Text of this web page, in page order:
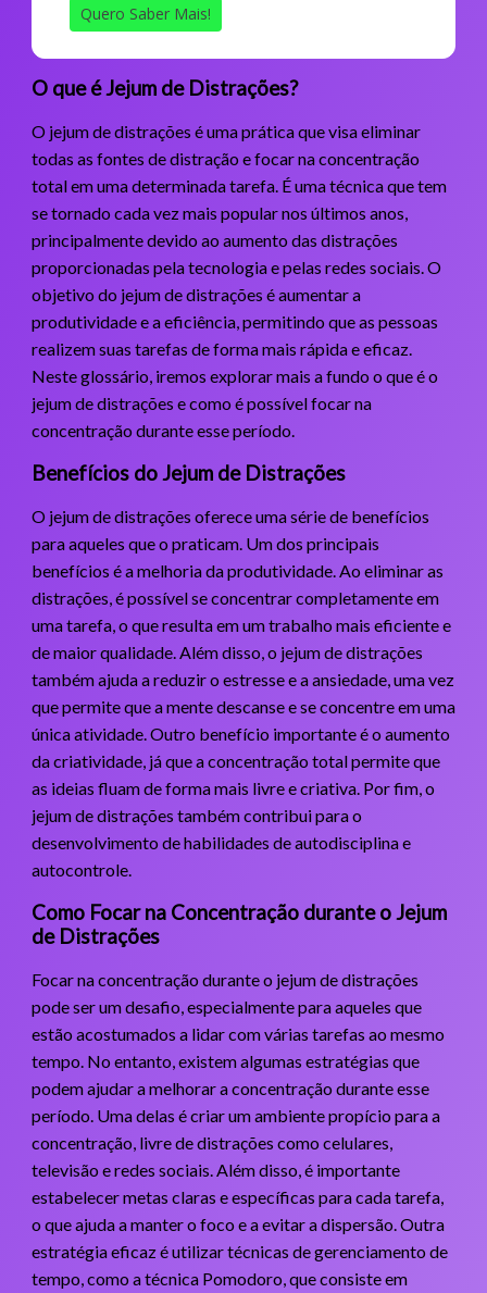
Quero Saber Mais!
O que é Jejum de Distrações?
O jejum de distrações é uma prática que visa eliminar
todas as fontes de distração e focar na concentração
total em uma determinada tarefa. É uma técnica que tem
se tornado cada vez mais popular nos últimos anos,
principalmente devido ao aumento das distrações
proporcionadas pela tecnologia e pelas redes sociais. O
objetivo do jejum de distrações é aumentar a
produtividade e a eficiência, permitindo que as pessoas
realizem suas tarefas de forma mais rápida e eficaz.
Neste glossário, iremos explorar mais a fundo o que é o
jejum de distrações e como é possível focar na
concentração durante esse período.
Benefícios do Jejum de Distrações
O jejum de distrações oferece uma série de benefícios
para aqueles que o praticam. Um dos principais
benefícios é a melhoria da produtividade. Ao eliminar as
distrações, é possível se concentrar completamente em
uma tarefa, o que resulta em um trabalho mais eficiente e
de maior qualidade. Além disso, o jejum de distrações
também ajuda a reduzir o estresse e a ansiedade, uma vez
que permite que a mente descanse e se concentre em uma
única atividade. Outro benefício importante é o aumento
da criatividade, já que a concentração total permite que
as ideias fluam de forma mais livre e criativa. Por fim, o
jejum de distrações também contribui para o
desenvolvimento de habilidades de autodisciplina e
autocontrole.
Como Focar na Concentração durante o Jejum
de Distrações
Focar na concentração durante o jejum de distrações
pode ser um desafio, especialmente para aqueles que
estão acostumados a lidar com várias tarefas ao mesmo
tempo. No entanto, existem algumas estratégias que
podem ajudar a melhorar a concentração durante esse
período. Uma delas é criar um ambiente propício para a
concentração, livre de distrações como celulares,
televisão e redes sociais. Além disso, é importante
estabelecer metas claras e específicas para cada tarefa,
o que ajuda a manter o foco e a evitar a dispersão. Outra
estratégia eficaz é utilizar técnicas de gerenciamento de
tempo, como a técnica Pomodoro, que consiste em